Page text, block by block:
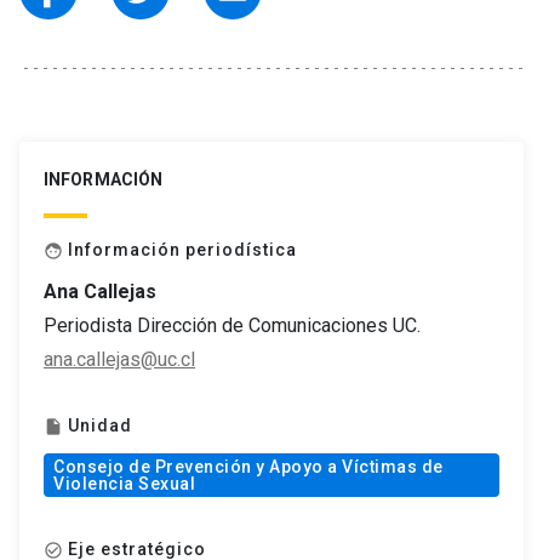
INFORMACIÓN
face Información periodística
Ana Callejas
Periodista Dirección de Comunicaciones UC.
ana.callejas@uc.cl
insert_drive_file Unidad
Consejo de Prevención y Apoyo a Víctimas de
Violencia Sexual
check_circle_outline Eje estratégico